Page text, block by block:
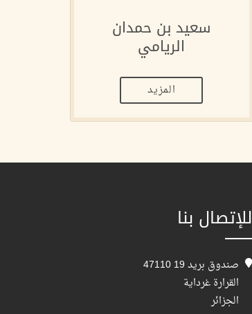
سعيد بن حمدان
الريامي
المزيد
للإتصال بنا
صندوق بريد 19 47110
القرارة غرداية
الجزائر